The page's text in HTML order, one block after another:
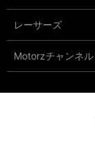
レーサーズ
Motorzチャンネル